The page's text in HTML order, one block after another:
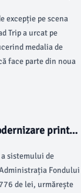
excepție pe scena
Trip a urcat pe
medalia de
face parte din noua
printr-
sistemului de
Fondului
de lei, urmărește